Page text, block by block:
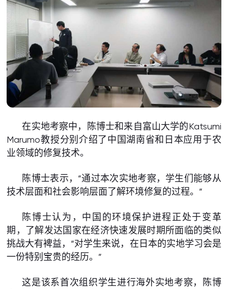
在实地考察中，陈博士和来自富山大学的Katsumi
Marumo教授分别介绍了中国湖南省和日本应用于农
业领域的修复技术。
陈博士表示，“通过本次实地考察，学生们能够从
技术层面和社会影响层面了解环境修复的过程。”
陈博士认为，中国的环境保护进程正处于变革
期，了解发达国家在经济快速发展时期所面临的类似
挑战大有裨益，“对学生来说，在日本的实地学习会是
一份特别宝贵的经历。”
这是该系首次组织学生进行海外实地考察，陈博